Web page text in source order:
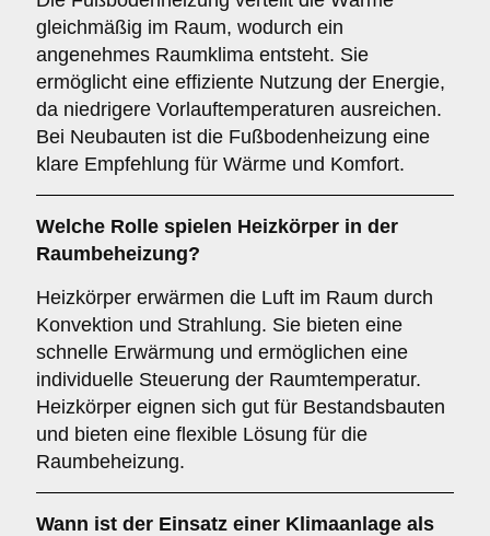
gleichmäßig im Raum, wodurch ein
angenehmes Raumklima entsteht. Sie
ermöglicht eine effiziente Nutzung der Energie,
da niedrigere Vorlauftemperaturen ausreichen.
Bei Neubauten ist die Fußbodenheizung eine
klare Empfehlung für Wärme und Komfort.
Welche Rolle spielen Heizkörper in der
Raumbeheizung?
Heizkörper erwärmen die Luft im Raum durch
Konvektion und Strahlung. Sie bieten eine
schnelle Erwärmung und ermöglichen eine
individuelle Steuerung der Raumtemperatur.
Heizkörper eignen sich gut für Bestandsbauten
und bieten eine flexible Lösung für die
Raumbeheizung.
Wann ist der Einsatz einer Klimaanlage als